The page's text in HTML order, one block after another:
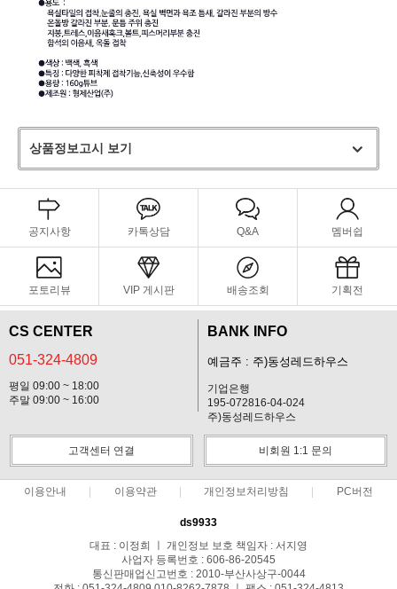
상품정보고시 보기
공지사항 카톡상담 Q&A 멤버쉽
포토리뷰 VIP 게시판 배송조회 기획전
CS CENTER
051-324-4809
평일 09:00 ~ 18:00
주말 09:00 ~ 16:00
BANK INFO
예금주 : 주)동성레드하우스
기업은행
195-072816-04-024
주)동성레드하우스
고객센터 연결 비회원 1:1 문의
이용안내 이용약관 개인정보처리방침 PC버전
ds9933
대표 : 이정희 ㅣ 개인정보 보호 책임자 : 서지영
사업자 등록번호 : 606-86-20545
통신판매업신고번호 : 2010-부산사상구-0044